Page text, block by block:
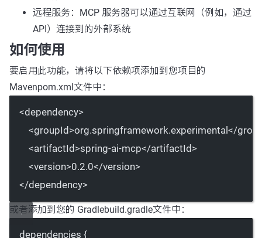
远程服务：MCP 服务器可以通过互联网（例如，通过
API）连接到的外部系统
如何使用
要启用此功能，请将以下依赖项添加到您项目的
Mavenpom.xml文件中：
<dependency>
<groupId>org.springframework.experimental</
<artifactId>spring-ai-mcp</artifactId>
<version>0.2.0</version>
</dependency>
或者添加到您的 Gradlebuild.gradle文件中：
dependencies {